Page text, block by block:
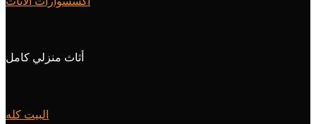
أثاث منزلي كامل
البيت كله